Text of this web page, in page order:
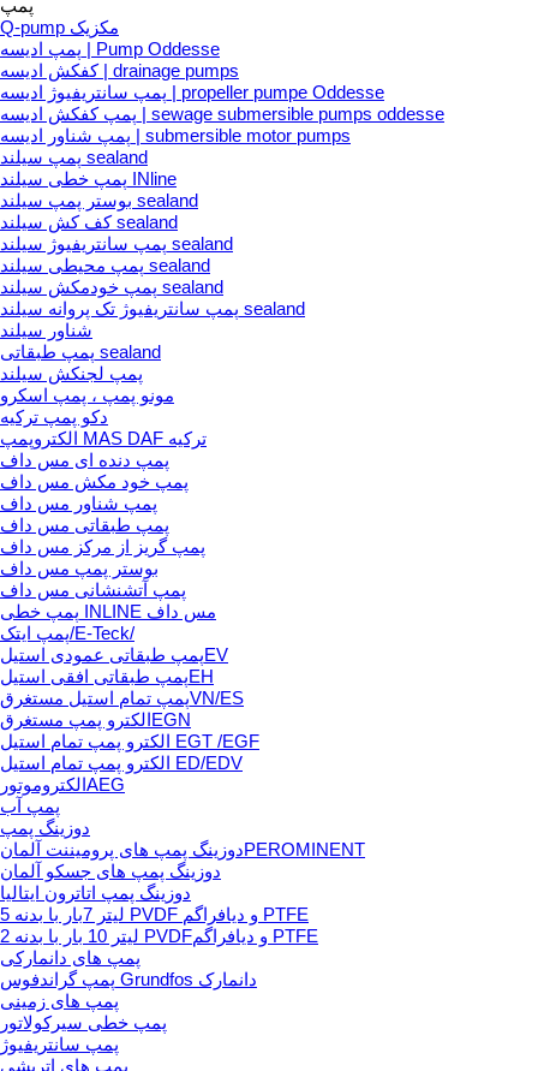
پمپ
Q-pump مکزیک
پمپ ادیسه | Pump Oddesse
کفکش ادیسه | drainage pumps
پمپ سانتریفیوژ ادیسه | propeller pumpe Oddesse
پمپ کفکش ادیسه | sewage submersible pumps oddesse
پمپ شناور ادیسه | submersible motor pumps
پمپ سیلند sealand
پمپ خطی سیلند INline
بوستر پمپ سیلند sealand
کف کش سیلند sealand
پمپ سانتریفیوژ سیلند sealand
پمپ محیطی سیلند sealand
پمپ خودمکش سیلند sealand
پمپ سانتریفیوژ تک پروانه سیلند sealand
شناور سیلند
پمپ طبقاتی sealand
پمپ لجنکش سیلند
مونو پمپ ، پمپ اسکرو
دکو پمپ ترکیه
الکتروپمپ MAS DAF ترکیه
پمپ دنده ای مس داف
پمپ خود مکش مس داف
پمپ شناور مس داف
پمپ طبقاتی مس داف
پمپ گریز از مرکز مس داف
بوستر پمپ مس داف
پمپ آتشنشانی مس داف
پمپ خطی INLINE مس داف
پمپ ایتک/E-Teck/
پمپ طبقاتی عمودی استیلEV
پمپ طبقاتی افقی استیلEH
پمپ تمام استیل مستغرقVN/ES
الکترو پمپ مستغرقEGN
الکترو پمپ تمام استیل EGT /EGF
الکترو پمپ تمام استیل ED/EDV
الکتروموتورAEG
پمپ آب
دوزینگ پمپ
دوزینگ پمپ های پرومیننت آلمانPEROMINENT
دوزینگ پمپ های جسکو آلمان
دوزینگ پمپ اتاترون ایتالیا
5 لیتر 7بار با بدنه PVDF و دیافراگم PTFE
2 لیتر 10 بار با بدنه PVDFو دیافراگم PTFE
پمپ های دانمارکی
پمپ گراندفوس Grundfos دانمارک
پمپ های زمینی
پمپ خطی سیرکولاتور
پمپ سانتریفیوژ
پمپ های اتریشی